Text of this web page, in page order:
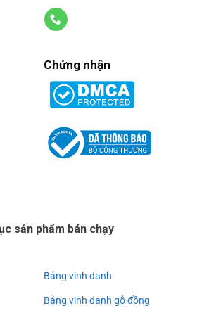
Chứng nhận
sản phẩm bán chạy
Bảng vinh danh
Bảng vinh danh gỗ đồng